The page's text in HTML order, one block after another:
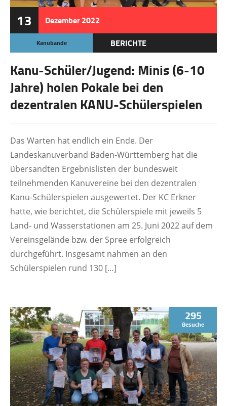
13 Dezember2022
Kanubande BERICHTE
Kanu-Schüler/Jugend: Minis (6-10
Jahre) holen Pokale bei den
dezentralen KANU-Schülerspielen
Das Warten hat endlich ein Ende. Der
Landeskanuverband Baden-Württemberg hat die
übersandten Ergebnislisten der bundesweit
teilnehmenden Kanuvereine bei den dezentralen
Kanu-Schülerspielen ausgewertet. Der KC Erkner
hatte, wie berichtet, die Schülerspiele mit jeweils 5
Land- und Wasserstationen am 25. Juni 2022 auf dem
Vereinsgelände bzw. der Spree erfolgreich
durchgeführt. Insgesamt nahmen an den
Schülerspielen rund 130 […]
295
Besuche